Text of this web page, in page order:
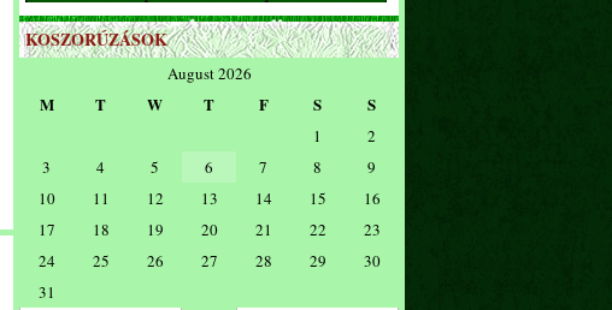
KOSZORÚZÁSOK
August 2026
M T W T F S S
1
2
3
4 5 6 7 8
9
10
11 12 13 14 15
16
17
18 19 20 21 22
23
24
25 26 27 28 29
30
31